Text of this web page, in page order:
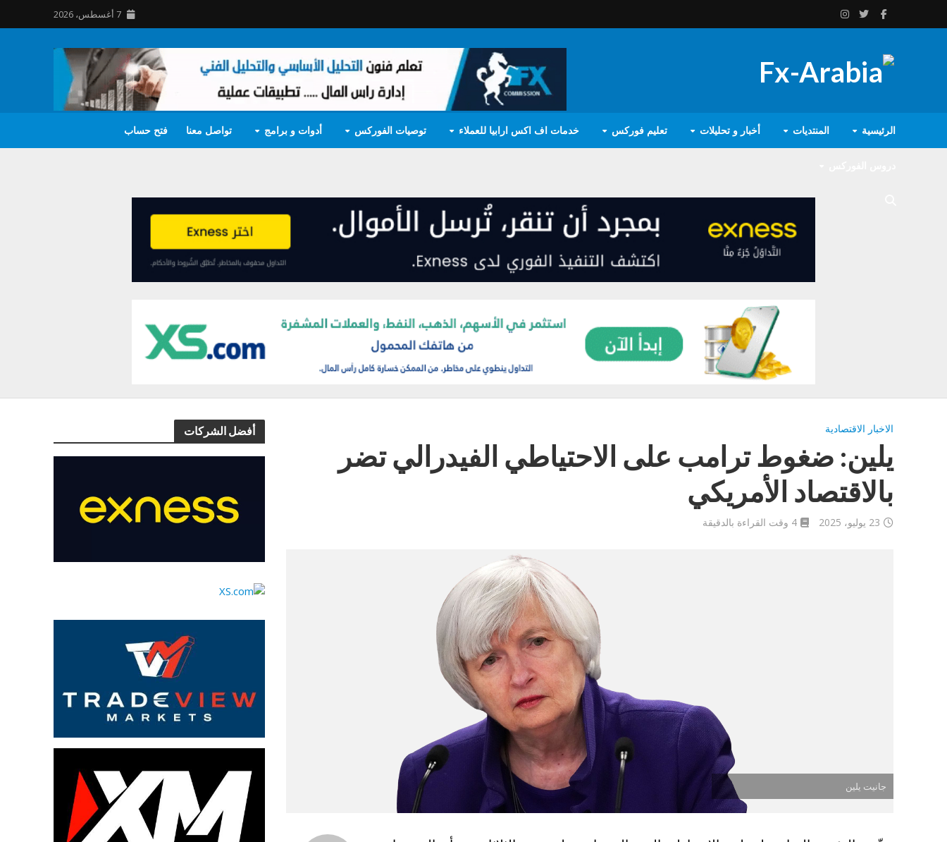
7 أغسطس، 2026
الرئيسية المنتديات أخبار و تحليلات تعليم فوركس خدمات اف اكس ارابيا للعملاء توصيات الفوركس أدوات و برامج تواصل معنا فتح حساب
أفضل الشركات الاخبار الاقتصادية
يلين: ضغوط ترامب على الاحتياطي الفيدرالي تضر
بالاقتصاد الأمريكي
23 يوليو، 2025 4 وقت القراءة بالدقيقة
جانيت يلين